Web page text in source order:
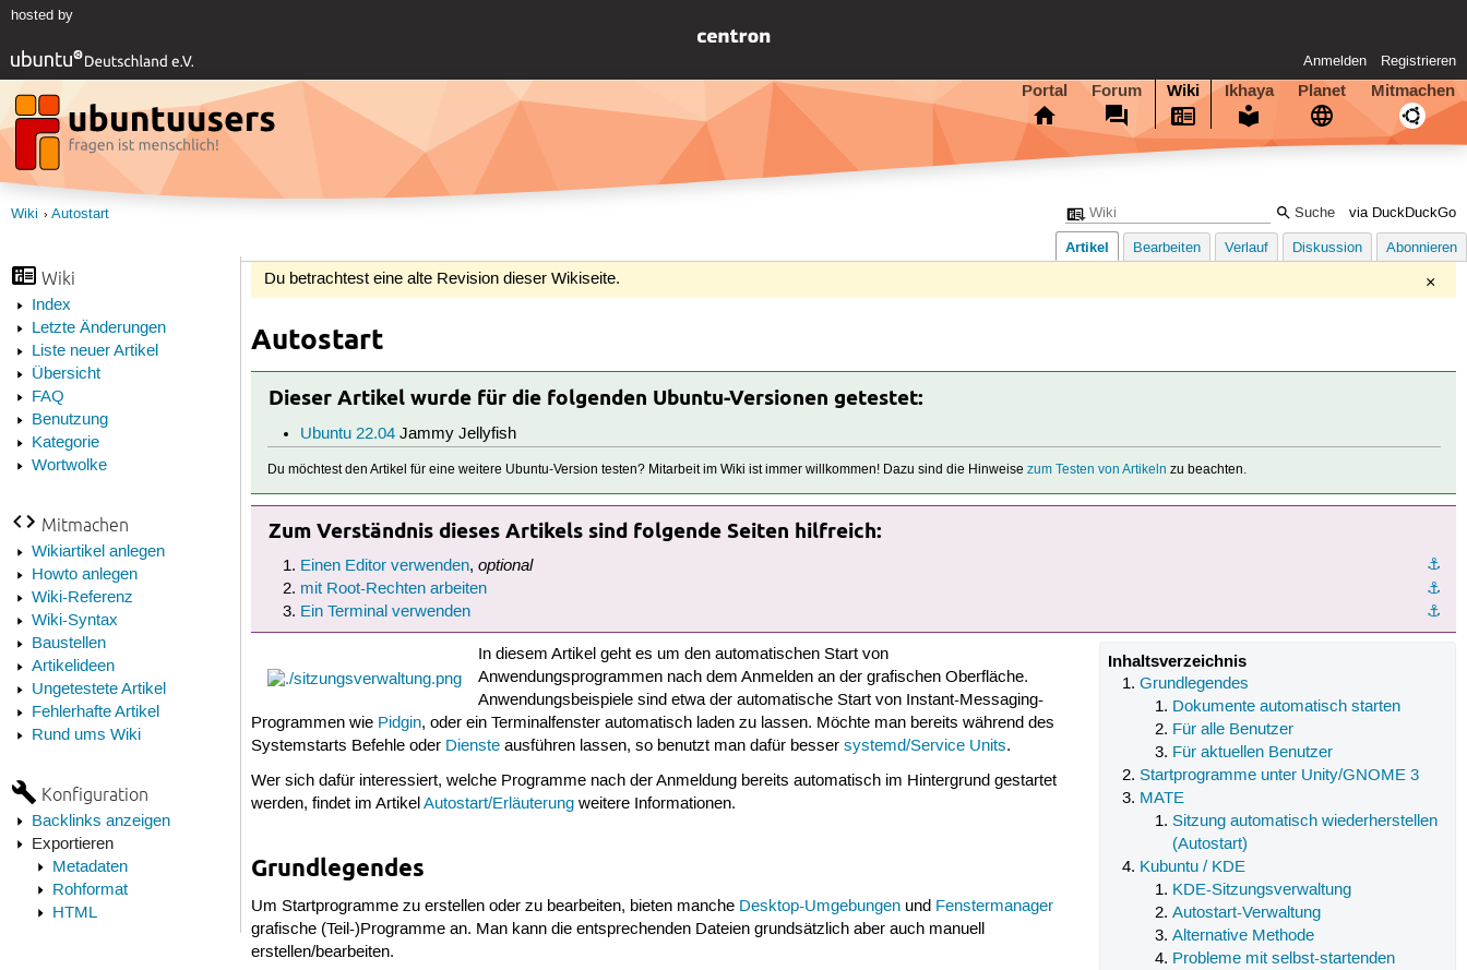
hosted by
Anmelden Registrieren
Portal Forum Wiki Ikhaya Planet Mitmachen
via DuckDuckGo
Wiki Autostart
Wiki
Index
Letzte Änderungen
Liste neuer Artikel
Übersicht
FAQ
Benutzung
Kategorie
Wortwolke
Mitmachen
Wikiartikel anlegen
Howto anlegen
Wiki-Referenz
Wiki-Syntax
Baustellen
Artikelideen
Ungetestete Artikel
Fehlerhafte Artikel
Rund ums Wiki
Konfiguration
Backlinks anzeigen
Exportieren
Metadaten
Rohformat
HTML
Artikel Bearbeiten Verlauf Diskussion Abonnieren
×
Du betrachtest eine alte Revision dieser Wikiseite.
Autostart
Dieser Artikel wurde für die folgenden Ubuntu-Versionen getestet:
Ubuntu 22.04Jammy Jellyfish
Du möchtest den Artikel für eine weitere Ubuntu-Version testen? Mitarbeit im Wiki ist immer willkommen! Dazu sind die Hinweisezum Testen von Artikeln zu beachten.
Zum Verständnis dieses Artikels sind folgende Seiten hilfreich:
⚓︎
Einen Editor verwenden, optional
⚓︎
mit Root-Rechten arbeiten
⚓︎
Ein Terminal verwenden
Inhaltsverzeichnis
Grundlegendes
Dokumente automatisch starten
Für alle Benutzer
Für aktuellen Benutzer
Startprogramme unter Unity/GNOME 3
MATE
Sitzung automatisch wiederherstellen
(Autostart)
Kubuntu / KDE
KDE-Sitzungsverwaltung
Autostart-Verwaltung
Alternative Methode
Probleme mit selbst-startenden
In diesem Artikel geht es um den automatischen Start von
Anwendungsprogrammen nach dem Anmelden an der grafischen Oberfläche.
Anwendungsbeispiele sind etwa der automatische Start von Instant-Messaging-
Programmen wie Pidgin, oder ein Terminalfenster automatisch laden zu lassen. Möchte man bereits während des
Systemstarts Befehle oder Dienste ausführen lassen, so benutzt man dafür bessersystemd/Service Units.
Wer sich dafür interessiert, welche Programme nach der Anmeldung bereits automatisch im Hintergrund gestartet
werden, findet im ArtikelAutostart/Erläuterung weitere Informationen.
Grundlegendes
Um Startprogramme zu erstellen oder zu bearbeiten, bieten manche Desktop-Umgebungen und Fenstermanager
grafische (Teil-)Programme an. Man kann die entsprechenden Dateien grundsätzlich aber auch manuell
erstellen/bearbeiten.